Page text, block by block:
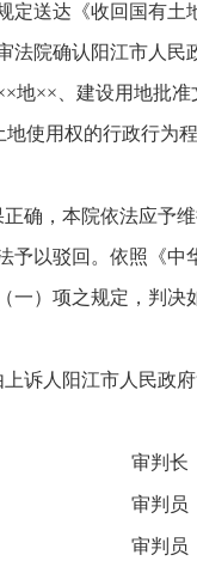
定送达《收回国有土
法院确认阳江市人民
地××、建设用地批
地使用权的行政行为
确，本院依法应予
予以驳回。依照《中
一）项之规定，判决
诉人阳江市人民政
审判
审判
审判